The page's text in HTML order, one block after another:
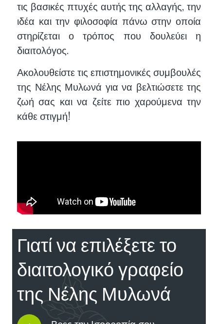
τις βασικές πτυχές αυτής της αλλαγής, την
ιδέα και την φιλοσοφία πάνω στην οποία
στηρίζεται ο τρόπος που δουλεύει η
διαιτολόγος.
Ακολουθείστε τις επιστημονικές συμβουλές
της Νέλης Μυλωνά για να βελτιώσετε της
ζωή σας και να ζείτε πιο χαρούμενα την
κάθε στιγμή!
Γιατί να επιλέξετε το
διαιτολογικό γραφείο
της Νέλης Μυλωνά